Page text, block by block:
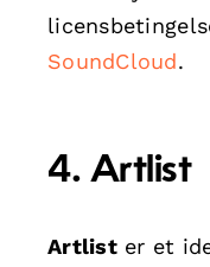
SoundCloud.
4. Artlist
Artlister et